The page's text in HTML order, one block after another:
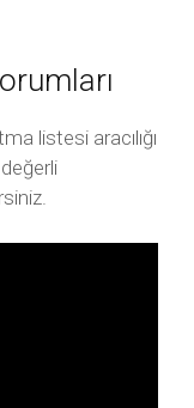
listesi aracılığı